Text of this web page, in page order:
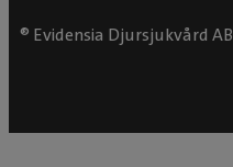
® Evidensia Djursjukvård AB